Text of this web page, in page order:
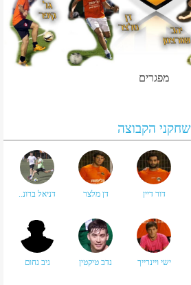
מפגרים
שחקני הקבוצה
דור דיין דן מלצר דניאל ברונ..
ישי ויינרייך נדב טיקטין ניב נחום